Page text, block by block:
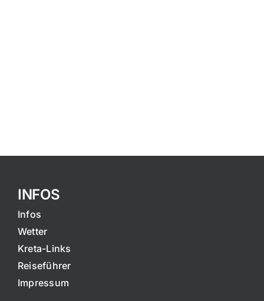
INFOS
Infos
Wetter
Kreta-Links
Reiseführer
Impressum